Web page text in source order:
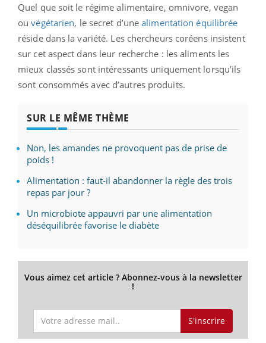
Quel que soit le régime alimentaire, omnivore, vegan
ouvégétarien, le secret d’unealimentation équilibrée
réside dans la variété. Les chercheurs coréens insistent
sur cet aspect dans leur recherche : les aliments les
mieux classés sont intéressants uniquement lorsqu’ils
sont consommés avec d’autres produits.
SUR LE MÊME THÈME
Non, les amandes ne provoquent pas de prise de
poids !
Alimentation : faut-il abandonner la règle des trois
repas par jour ?
Un microbiote appauvri par une alimentation
déséquilibrée favorise le diabète
Vous aimez cet article ? Abonnez-vous à la newsletter
!
S'inscrire